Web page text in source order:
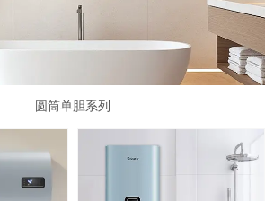
圆筒单胆系列